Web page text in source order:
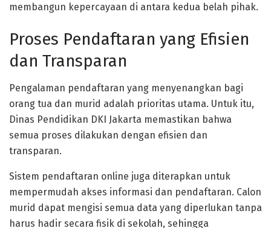
membangun kepercayaan di antara kedua belah pihak.
Proses Pendaftaran yang Efisien
dan Transparan
Pengalaman pendaftaran yang menyenangkan bagi
orang tua dan murid adalah prioritas utama. Untuk itu,
Dinas Pendidikan DKI Jakarta memastikan bahwa
semua proses dilakukan dengan efisien dan
transparan.
Sistem pendaftaran online juga diterapkan untuk
mempermudah akses informasi dan pendaftaran. Calon
murid dapat mengisi semua data yang diperlukan tanpa
harus hadir secara fisik di sekolah, sehingga